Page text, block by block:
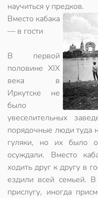
научиться у предков.
Вместо кабака
— в гости
В первой
половине ХIХ
века в
Иркутске не
было
увеселительных
порядочные люди туда
гуляки, но их было
осуждали. Вместо
ходить друг к другу в
ездили всей семьей.
прислугу, иногда